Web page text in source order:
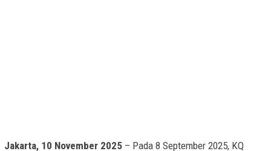
Jakarta, 10 November 2025 – Pada 8 September 2025, KQ